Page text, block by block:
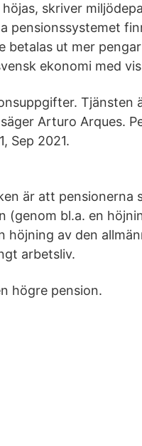
skriver
pensionssystemet
ut mer
ekonomi med
Tjänsten
Arturo Arques.
Sep 2021.
är att pensionerna
(genom bl.a. en
av den
arbetsliv.
högre pension.